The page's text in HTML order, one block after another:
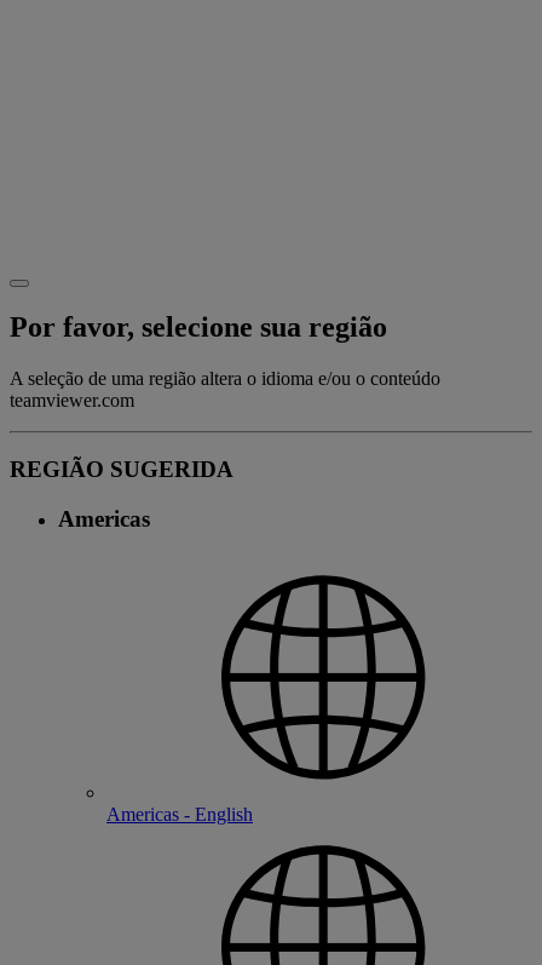
Por favor, selecione sua região
A seleção de uma região altera o idioma e/ou o conteúdo
teamviewer.com
REGIÃO SUGERIDA
Americas
Americas - English